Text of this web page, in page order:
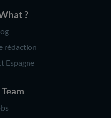
?
rédaction
Espagne